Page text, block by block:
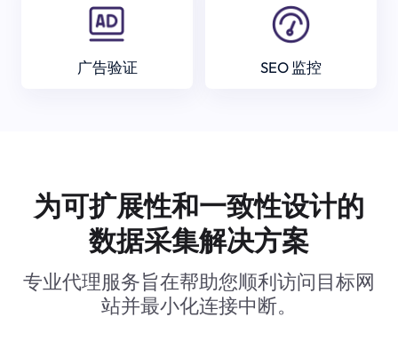
广告验证 SEO 监控
为可扩展性和一致性设计的
数据采集解决方案
专业代理服务旨在帮助您顺利访问目标网
站并最小化连接中断。